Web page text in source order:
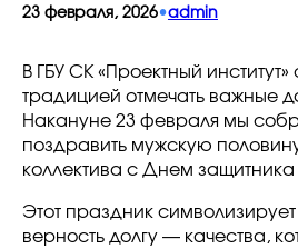
23 февраля, 2026•admin
В ГБУ СК «Проектный
традицией отмечать важные
Накануне 23 февраля мы
поздравить мужскую
коллектива с Днем защитника
Этот праздник символизирует
верность долгу — качества,